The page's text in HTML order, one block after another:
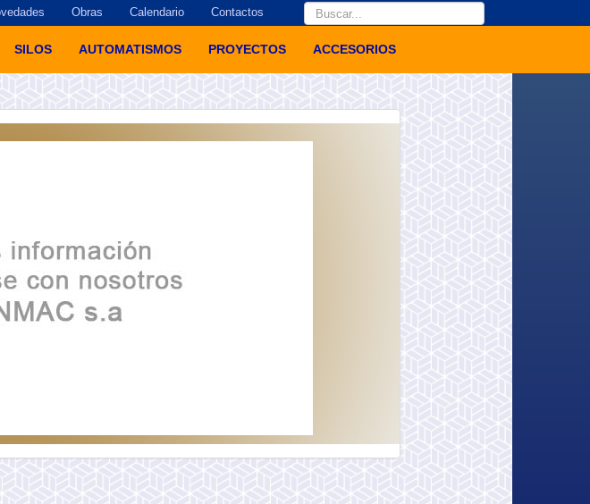
Buscar...
Obras Calendario Contactos
SILOS AUTOMATISMOS PROYECTOS ACCESORIOS